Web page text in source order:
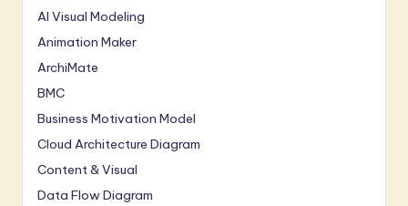
AI Visual Modeling
Animation Maker
ArchiMate
BMC
Business Motivation Model
Cloud Architecture Diagram
Content & Visual
Data Flow Diagram